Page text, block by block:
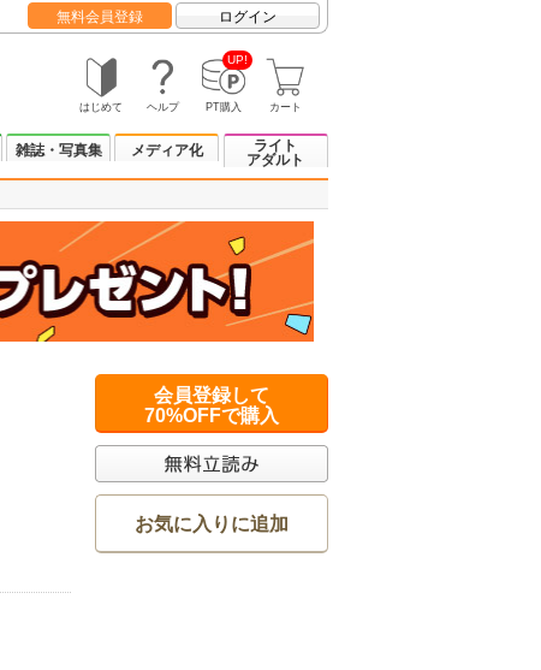
無料会員登録 ログイン
はじめて ヘルプ
UP!
PT購入 カート
雑誌・写真集 メディア化
ライト
アダルト
会員登録して
70%OFFで購入
お気に入りに追加